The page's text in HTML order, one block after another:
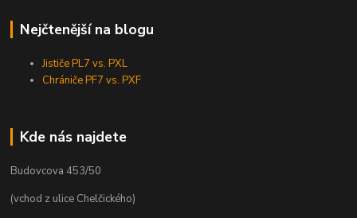
Nejčtenější na blogu
Jističe PL7 vs. PXL
Chrániče PF7 vs. PXF
Kde nás najdete
Budovcova 453/50
(vchod z ulice Chelčického)